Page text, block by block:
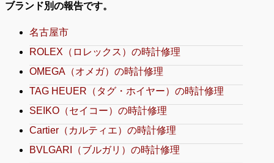
ブランド別の報告です。
名古屋市
ROLEX（ロレックス）の時計修理
OMEGA（オメガ）の時計修理
TAG HEUER（タグ・ホイヤー）の時計修理
SEIKO（セイコー）の時計修理
Cartier（カルティエ）の時計修理
BVLGARI（ブルガリ）の時計修理